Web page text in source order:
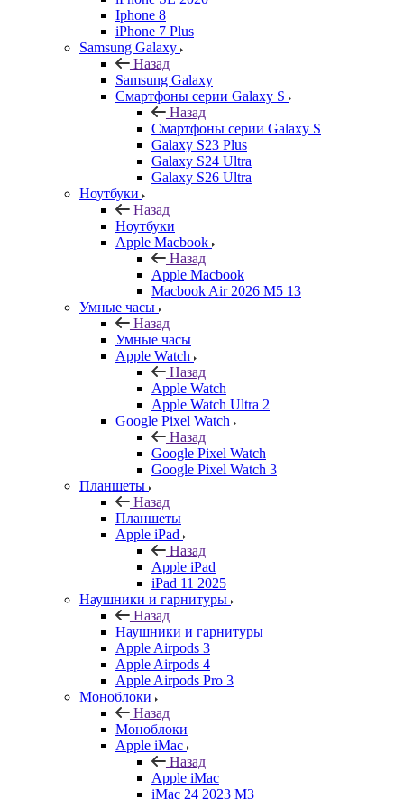
Iphone 8
iPhone 7 Plus
Samsung Galaxy
Назад
Samsung Galaxy
Смартфоны серии Galaxy S
Назад
Смартфоны серии Galaxy S
Galaxy S23 Plus
Galaxy S24 Ultra
Galaxy S26 Ultra
Ноутбуки
Назад
Ноутбуки
Apple Macbook
Назад
Apple Macbook
Macbook Air 2026 M5 13
Умные часы
Назад
Умные часы
Apple Watch
Назад
Apple Watch
Apple Watch Ultra 2
Google Pixel Watch
Назад
Google Pixel Watch
Google Pixel Watch 3
Планшеты
Назад
Планшеты
Apple iPad
Назад
Apple iPad
iPad 11 2025
Наушники и гарнитуры
Назад
Наушники и гарнитуры
Apple Airpods 3
Apple Airpods 4
Apple Airpods Pro 3
Моноблоки
Назад
Моноблоки
Apple iMac
Назад
Apple iMac
iMac 24 2023 M3